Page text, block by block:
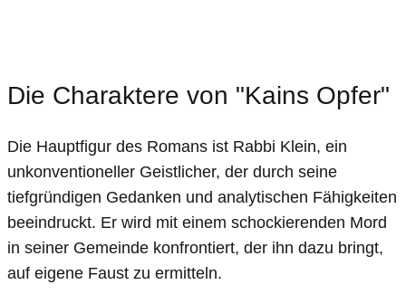
Die Charaktere von "Kains Opfer"
Die Hauptfigur des Romans ist Rabbi Klein, ein
unkonventioneller Geistlicher, der durch seine
tiefgründigen Gedanken und analytischen Fähigkeiten
beeindruckt. Er wird mit einem schockierenden Mord
in seiner Gemeinde konfrontiert, der ihn dazu bringt,
auf eigene Faust zu ermitteln.